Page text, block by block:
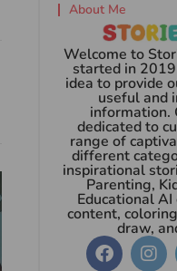
About Me
Welcome to
started in
idea to provide
useful and
information.
dedicated to
range of
different
inspirational
Parenting,
Educational AI
content,
draw,